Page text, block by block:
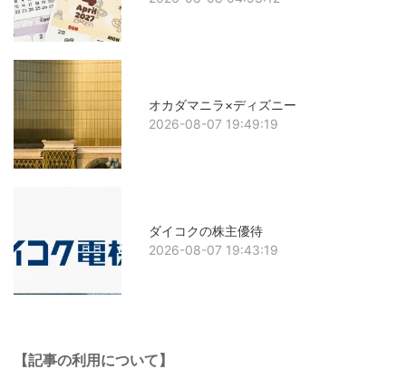
オカダマニラ×ディズニー
2026-08-07 19:49:19
ダイコクの株主優待
2026-08-07 19:43:19
【記事の利用について】